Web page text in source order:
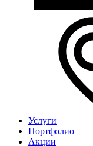
Услуги
Портфолио
Акции